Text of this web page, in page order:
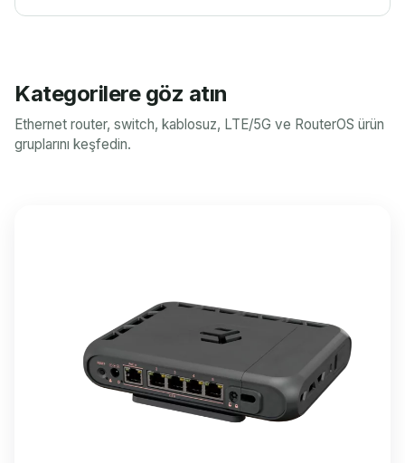
Kategorilere göz atın
Ethernet router, switch, kablosuz, LTE/5G ve RouterOS ürün
gruplarını keşfedin.